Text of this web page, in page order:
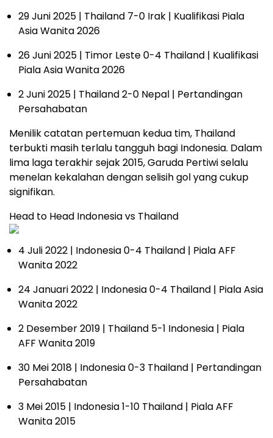
29 Juni 2025 | Thailand 7-0 Irak | Kualifikasi Piala
Asia Wanita 2026
26 Juni 2025 | Timor Leste 0-4 Thailand | Kualifikasi
Piala Asia Wanita 2026
2 Juni 2025 | Thailand 2-0 Nepal | Pertandingan
Persahabatan
Menilik catatan pertemuan kedua tim, Thailand
terbukti masih terlalu tangguh bagi Indonesia. Dalam
lima laga terakhir sejak 2015, Garuda Pertiwi selalu
menelan kekalahan dengan selisih gol yang cukup
signifikan.
Head to Head Indonesia vs Thailand
4 Juli 2022 | Indonesia 0-4 Thailand | Piala AFF
Wanita 2022
24 Januari 2022 | Indonesia 0-4 Thailand | Piala Asia
Wanita 2022
2 Desember 2019 | Thailand 5-1 Indonesia | Piala
AFF Wanita 2019
30 Mei 2018 | Indonesia 0-3 Thailand | Pertandingan
Persahabatan
3 Mei 2015 | Indonesia 1-10 Thailand | Piala AFF
Wanita 2015